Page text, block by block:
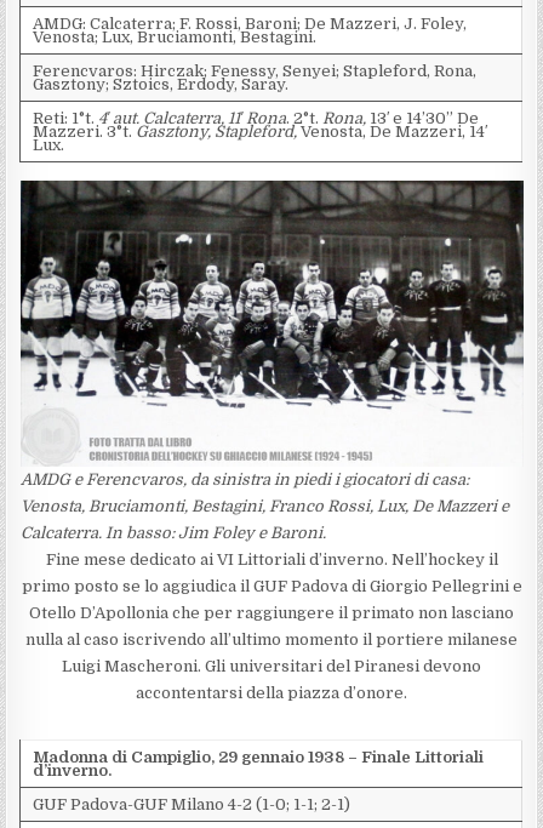
AMDG: Calcaterra; F. Rossi, Baroni; De Mazzeri, J. Foley,
Venosta; Lux, Bruciamonti, Bestagini.
Ferencvaros: Hirczak; Fenessy, Senyei; Stapleford, Rona,
Gasztony; Sztoics, Erdody, Saray.
Reti: 1°t. 4′ aut. Calcaterra, 11′ Rona. 2°t. Rona, 13′ e 14’30” De
Mazzeri. 3°t. Gasztony, Stapleford,Venosta, De Mazzeri, 14′
Lux.
AMDG e Ferencvaros, da sinistra in piedi i giocatori di casa:
Venosta, Bruciamonti, Bestagini, Franco Rossi, Lux, De Mazzeri e
Calcaterra. In basso: Jim Foley e Baroni.
Fine mese dedicato ai VI Littoriali d’inverno. Nell’hockey il
primo posto se lo aggiudica il GUF Padova di Giorgio Pellegrini e
Otello D’Apollonia che per raggiungere il primato non lasciano
nulla al caso iscrivendo all’ultimo momento il portiere milanese
Luigi Mascheroni. Gli universitari del Piranesi devono
accontentarsi della piazza d’onore.
Madonna di Campiglio, 29 gennaio 1938 – Finale Littoriali
d’inverno.
GUF Padova-GUF Milano 4-2 (1-0; 1-1; 2-1)